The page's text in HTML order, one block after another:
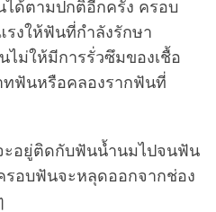
ด้ตามปกติอีกครั้ง ครอบ
งให้ฟันที่กำลังรักษา
ไม่ให้มีการรั่วซึมของเชื้อ
ทฟันหรือคลองรากฟันที่
อยู่ติดกับฟันน้ำนมไปจนฟัน
อบฟันจะหลุดออกจากช่อง